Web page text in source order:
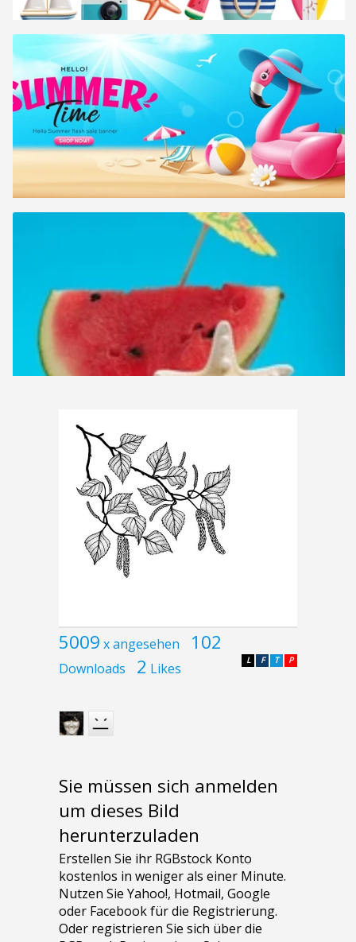
5009 x angesehen 102
Downloads 2 Likes P
T
F
L
Sie müssen sich anmelden
um dieses Bild
herunterzuladen